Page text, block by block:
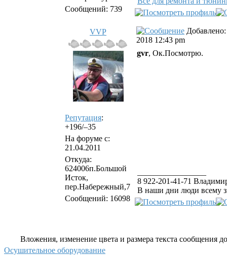
Сообщений: 739
VVP
Репутация:
+196/–35
На форуме с:
21.04.2011
Откуда:
624006п.Большой
Исток,
пер.Набережный,7
Сообщений: 16098
2018 12:43 pm
gvr, Ок.Посмотрю.
8 922-201-41-71
В наши дни люди всему
Вложения, изменение цвета и размера текста сообщения
Осушительное оборудование